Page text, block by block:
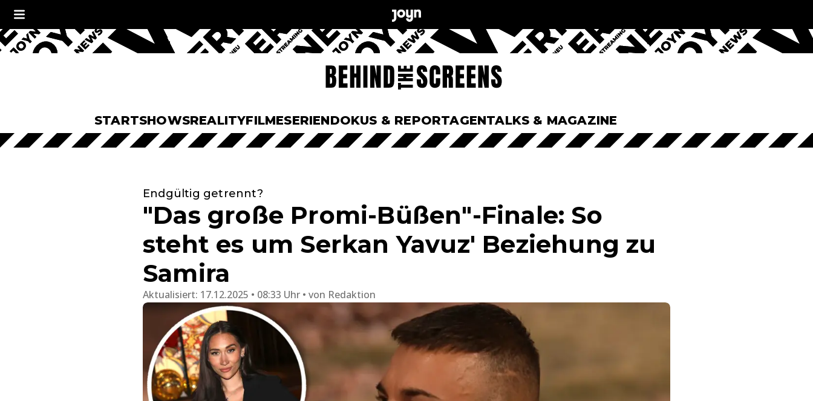
STARTSHOWSREALITYFILMESERIENDOKUS & REPORTAGENTALKS & MAGAZINE
Endgültig getrennt?
"Das große Promi-Büßen"-Finale: So
steht es um Serkan Yavuz' Beziehung zu
Samira
Aktualisiert: 17.12.2025 • 08:33 Uhr von Redaktion